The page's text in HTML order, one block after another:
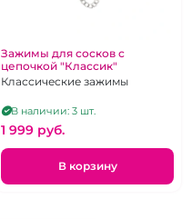
Зажимы для сосков с
цепочкой "Классик"
Классические зажимы
В наличии: 3 шт.
1 999 pуб.
В корзину